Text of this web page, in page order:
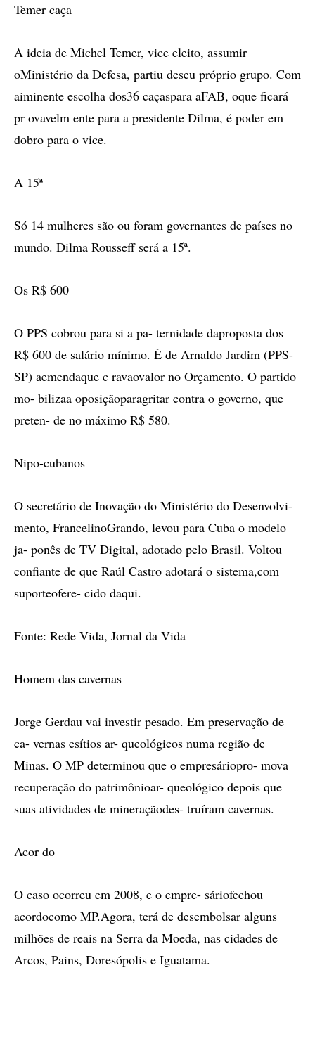
Temer caça
A ideia de Michel Temer, vice eleito, assumir
oMinistério da Defesa, partiu deseu próprio grupo. Com
aiminente escolha dos36 caçaspara aFAB, oque ficará
pr ovavelm ente para a presidente Dilma, é poder em
dobro para o vice.
A 15ª
Só 14 mulheres são ou foram governantes de países no
mundo. Dilma Rousseff será a 15ª.
Os R$ 600
O PPS cobrou para si a pa- ternidade daproposta dos
R$ 600 de salário mínimo. É de Arnaldo Jardim (PPS-
SP) aemendaque c ravaovalor no Orçamento. O partido
mo- bilizaa oposiçãoparagritar contra o governo, que
preten- de no máximo R$ 580.
Nipo-cubanos
O secretário de Inovação do Ministério do Desenvolvi-
mento, FrancelinoGrando, levou para Cuba o modelo
ja- ponês de TV Digital, adotado pelo Brasil. Voltou
confiante de que Raúl Castro adotará o sistema,com
suporteofere- cido daqui.
Fonte: Rede Vida, Jornal da Vida
Homem das cavernas
Jorge Gerdau vai investir pesado. Em preservação de
ca- vernas esítios ar- queológicos numa região de
Minas. O MP determinou que o empresáriopro- mova
recuperação do patrimônioar- queológico depois que
suas atividades de mineraçãodes- truíram cavernas.
Acor do
O caso ocorreu em 2008, e o empre- sáriofechou
acordocomo MP.Agora, terá de desembolsar alguns
milhões de reais na Serra da Moeda, nas cidades de
Arcos, Pains, Doresópolis e Iguatama.